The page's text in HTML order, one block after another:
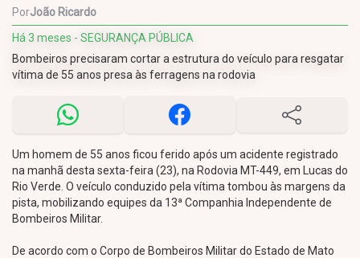
PorJoão Ricardo
Há 3 meses - SEGURANÇA PÚBLICA
Bombeiros precisaram cortar a estrutura do veículo para resgatar
vítima de 55 anos presa às ferragens na rodovia
Um homem de 55 anos ficou ferido após um acidente registrado
na manhã desta sexta-feira (23), na Rodovia MT-449, em Lucas do
Rio Verde. O veículo conduzido pela vítima tombou às margens da
pista, mobilizando equipes da 13ª Companhia Independente de
Bombeiros Militar.
De acordo com o Corpo de Bombeiros Militar do Estado de Mato